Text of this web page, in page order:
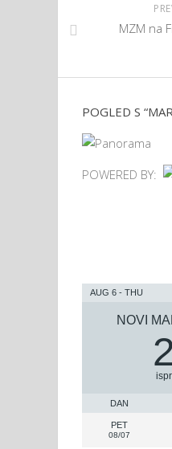
MZM na
POGLED S
POWERED BY:
AUG 6 - THU
NOVI
DAN
PET
08/07